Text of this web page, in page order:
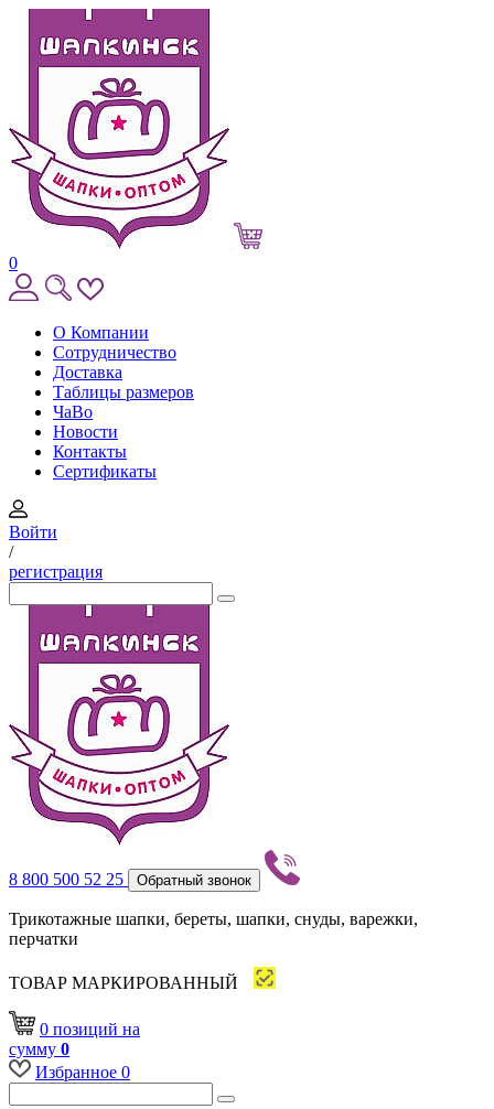
0
О Компании
Сотрудничество
Доставка
Таблицы размеров
ЧаВо
Новости
Контакты
Сертификаты
Войти
/
регистрация
8 800 500 52 25 Обратный звонок
Трикотажные шапки, береты, шапки, снуды, варежки,
перчатки
ТОВАР МАРКИРОВАННЫЙ
0 позиций на
сумму 0
Избранное 0